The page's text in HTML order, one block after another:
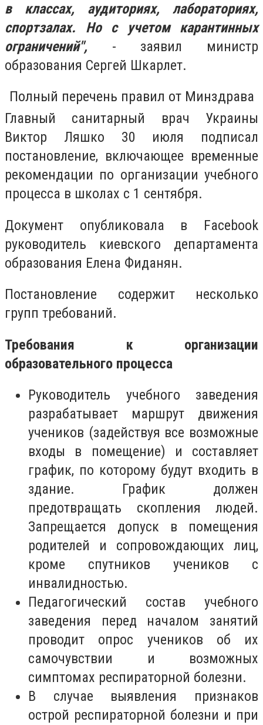
в классах, аудиториях, лабораториях,
спортзалах. Но с учетом карантинных
ограничений", - заявил министр
образования Сергей Шкарлет.
Полный перечень правил от Минздрава
Главный санитарный врач Украины
Виктор Ляшко 30 июля подписал
постановление, включающее временные
рекомендации по организации учебного
процесса в школах с 1 сентября.
Документ опубликовала в Facebook
руководитель киевского департамента
образования Елена Фиданян.
Постановление содержит несколько
групп требований.
Требования к организации
образовательного процесса
Руководитель учебного заведения
разрабатывает маршрут движения
учеников (задействуя все возможные
входы в помещение) и составляет
график, по которому будут входить в
здание. График должен
предотвращать скопления людей.
Запрещается допуск в помещения
родителей и сопровождающих лиц,
кроме спутников учеников с
инвалидностью.
Педагогический состав учебного
заведения перед началом занятий
проводит опрос учеников об их
самочувствии и возможных
симптомах респираторной болезни.
В случае выявления признаков
острой респираторной болезни и при